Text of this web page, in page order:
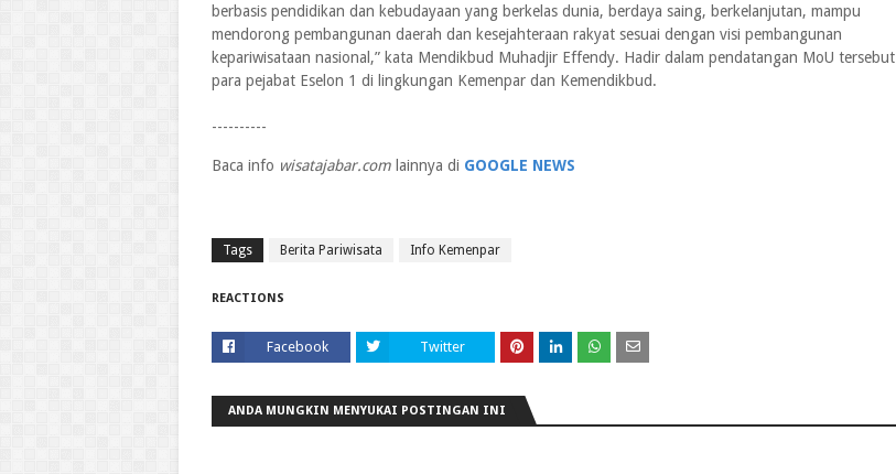
berbasis pendidikan dan kebudayaan yang berkelas dunia, berdaya saing, berkelanjutan, mampu
mendorong pembangunan daerah dan kesejahteraan rakyat sesuai dengan visi pembangunan
kepariwisataan nasional,” kata Mendikbud Muhadjir Effendy. Hadir dalam pendatangan MoU tersebut
para pejabat Eselon 1 di lingkungan Kemenpar dan Kemendikbud.
----------
Baca info wisatajabar.com lainnya di GOOGLE NEWS
Tags Berita Pariwisata Info Kemenpar
REACTIONS
Facebook Twitter
ANDA MUNGKIN MENYUKAI POSTINGAN INI